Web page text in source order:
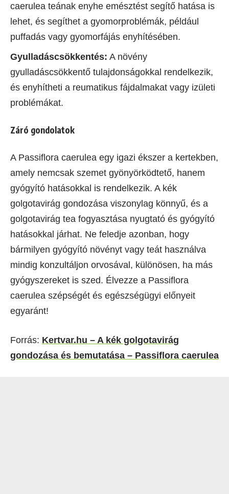
caerulea teának enyhe emésztést segítő hatása is
lehet, és segíthet a gyomorproblémák, például
puffadás vagy gyomorfájás enyhítésében.
Gyulladáscsökkentés: A növény
gyulladáscsökkentő tulajdonságokkal rendelkezik,
és enyhítheti a reumatikus fájdalmakat vagy izületi
problémákat.
Záró gondolatok
A Passiflora caerulea egy igazi ékszer a kertekben,
amely nemcsak szemet gyönyörködtető, hanem
gyógyító hatásokkal is rendelkezik. A kék
golgotavirág gondozása viszonylag könnyű, és a
golgotavirág tea fogyasztása nyugtató és gyógyító
hatásokkal járhat. Ne feledje azonban, hogy
bármilyen gyógyító növényt vagy teát használva
mindig konzultáljon orvosával, különösen, ha más
gyógyszereket is szed. Élvezze a Passiflora
caerulea szépségét és egészségügyi előnyeit
egyaránt!
Forrás: Kertvar.hu – A kék golgotavirág
gondozása és bemutatása – Passiflora caerulea